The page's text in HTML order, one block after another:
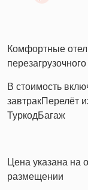
Комфортные
В стоимость
завтракПерелёт
ТуркодБагаж
Цена указана на
размещении